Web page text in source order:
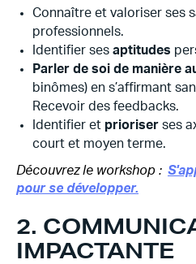
Connaître et valoriser ses
professionnels.
Identifier ses aptitudes
Parler de soi de manière
binômes) en s’affirmant
Recevoir des feedbacks.
Identifier et prioriser ses
court et moyen terme.
Découvrez le workshop :
pour se développer.
2.
IMPACTANTE